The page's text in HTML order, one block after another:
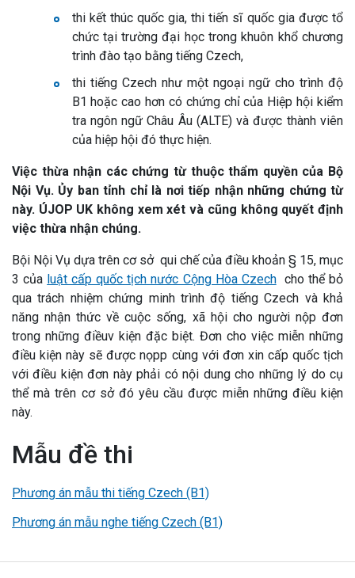
thi kết thúc quốc gia, thi tiến sĩ quốc gia được tổ
chức tại trường đại học trong khuôn khổ chương
trình đào tạo bằng tiếng Czech,
thi tiếng Czech như một ngoại ngữ cho trình độ
B1 hoặc cao hơn có chứng chỉ của Hiệp hội kiểm
tra ngôn ngữ Châu Âu (ALTE) và được thành viên
của hiệp hội đó thực hiện.
Việc thừa nhận các chứng từ thuộc thẩm quyền của Bộ
Nội Vụ. Ủy ban tỉnh chỉ là nơi tiếp nhận những chứng từ
này. ÚJOP UK không xem xét và cũng không quyết định
việc thừa nhận chúng.
Bội Nội Vụ dựa trên cơ sở qui chế của điều khoản § 15, mục
3 của luật cấp quốc tịch nước Cộng Hòa Czech cho thể bỏ
qua trách nhiệm chứng minh trình độ tiếng Czech và khả
năng nhận thức về cuộc sống, xã hội cho người nộp đơn
trong những điềuv kiện đặc biệt. Đơn cho việc miễn những
điều kiện này sẽ được nọpp cùng với đơn xin cấp quốc tịch
với điều kiện đơn này phải có nội dung cho những lý do cụ
thể mà trên cơ sở đó yêu cầu được miễn những điều kiện
này.
Mẫu đề thi
Phương án mẫu thi tiếng Czech (B1)
Phương án mẫu nghe tiếng Czech (B1)